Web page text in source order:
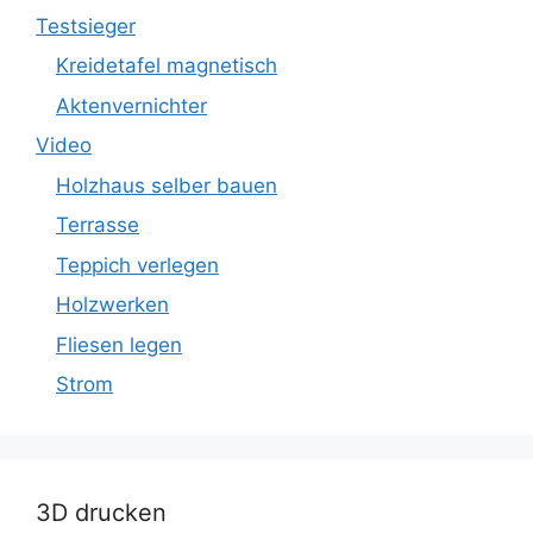
Testsieger
Kreidetafel magnetisch
Aktenvernichter
Video
Holzhaus selber bauen
Terrasse
Teppich verlegen
Holzwerken
Fliesen legen
Strom
3D drucken